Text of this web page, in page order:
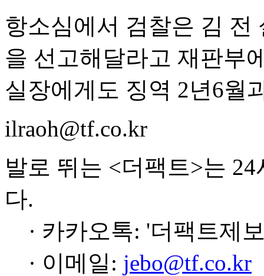
항소심에서 검찰은 김 전
을 선고해달라고 재판부
실장에게도 징역 2년6월
ilraoh@tf.co.kr
발로 뛰는 <더팩트>는
다.
· 카카오톡: '더팩트제
· 이메일: jebo@tf.co.kr